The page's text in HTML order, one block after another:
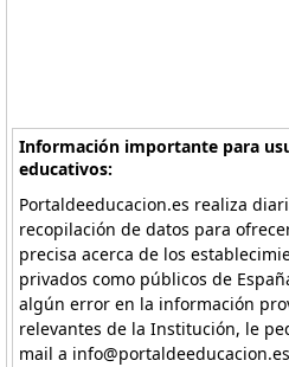
Información importante para
educativos:
Portaldeeducacion.es realiza
recopilación de datos para
precisa acerca de los
privados como públicos de
algún error en la información
relevantes de la Institución, le
mail a